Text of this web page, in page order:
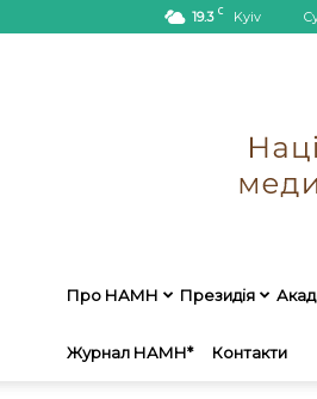
19.3 C Kyiv
Про НАМН Президія
Журнал НАМН* Контакти